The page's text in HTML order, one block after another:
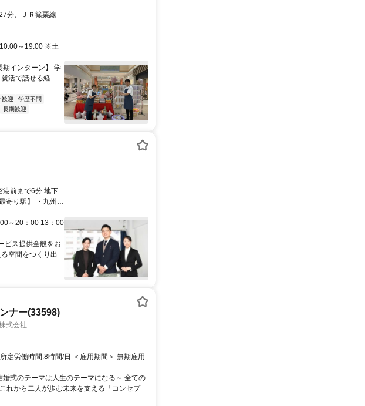
分、ＪＲ篠栗線
～19:00 ※土
期インターン】 学
活で話せる経
歓迎
学歴不問
長期歓迎
港前まで6分 地下
～20：00 13：00
ビス提供全般をお
空間をつくり出
ナー(33598)
式会社
定労働時間:8時間/日 ＜雇用期間＞ 無期雇用
式のテーマは人生のテーマになる～ 全ての
れから二人が歩む未来を支える「コンセプ